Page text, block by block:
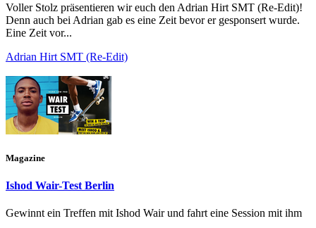
Voller Stolz präsentieren wir euch den Adrian Hirt SMT (Re-Edit)!
Denn auch bei Adrian gab es eine Zeit bevor er gesponsert wurde.
Eine Zeit vor...
Adrian Hirt SMT (Re-Edit)
Magazine
Ishod Wair-Test Berlin
Gewinnt ein Treffen mit Ishod Wair und fahrt eine Session mit ihm